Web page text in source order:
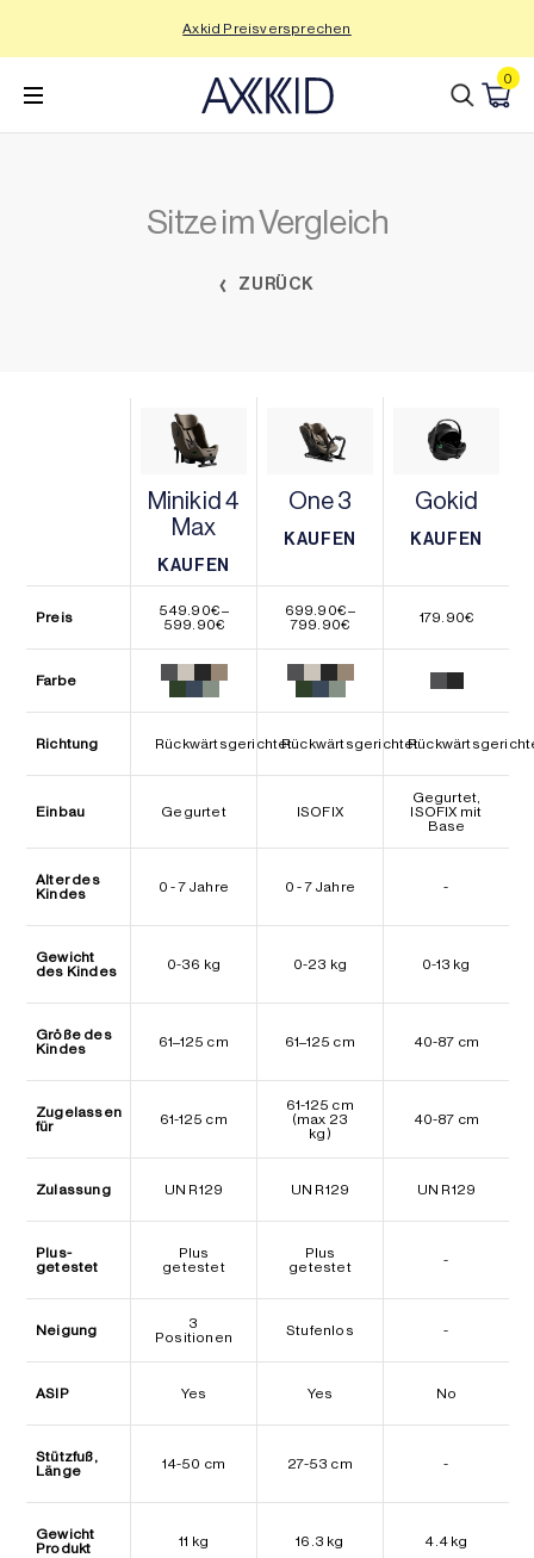
wechseln
Axkid Preisversprechen
0
Sitze im Vergleich
ZURÜCK
Minikid 4
Max
KAUFEN
KAUFEN
One 3
KAUFEN
Gokid
KAUFEN
Preis 549.90€–
599.90€Preisspanne:
bis
599.90€
699.90€–
799.90€Preisspanne:
bis
799.90€
179.90€
Farbe
Richtung RückwärtsgerichtetRückwärtsgerichtet
Einbau Gegurtet ISOFIX
Gegurtet,
ISOFIX mit
Base
Alter des
Kindes
0 - 7 Jahre 0 - 7 Jahre -
Gewicht
des Kindes
0-36 kg 0-23 kg 0-13 kg
Größe des
Kindes
61–125 cm 61–125 cm 40-87 cm
Zugelassen
für
61-125 cm
61-125 cm
(max 23
kg)
40-87 cm
Zulassung UN R129 UN R129 UN R129
Plus-
getestet
Plus
getestet
Plus
getestet
-
Neigung
3
Positionen
Stufenlos -
ASIP Yes Yes No
Stützfuß,
Länge
14-50 cm 27-53 cm -
Gewicht
Produkt
11 kg 16.3 kg 4.4 kg